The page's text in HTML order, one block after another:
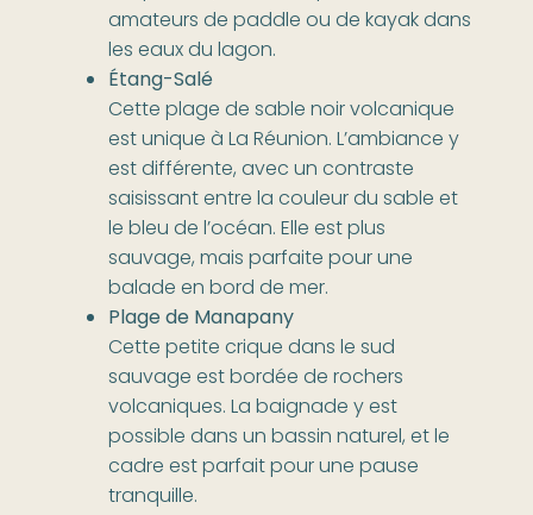
amateurs de paddle ou de kayak dans
les eaux du lagon.
Étang-Salé
Cette plage de sable noir volcanique
est unique à La Réunion. L’ambiance y
est différente, avec un contraste
saisissant entre la couleur du sable et
le bleu de l’océan. Elle est plus
sauvage, mais parfaite pour une
balade en bord de mer.
Plage de Manapany
Cette petite crique dans le sud
sauvage est bordée de rochers
volcaniques. La baignade y est
possible dans un bassin naturel, et le
cadre est parfait pour une pause
tranquille.